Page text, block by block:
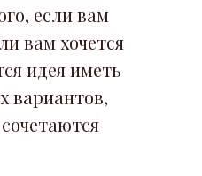
если вам
вам хочется
идея иметь
вариантов,